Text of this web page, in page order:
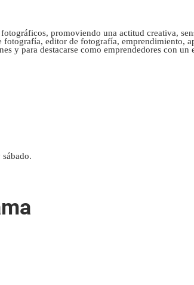
promoviendo una actitud creativa,
fotografía, editor de fotografía, emprendimiento,
y para destacarse como emprendedores con un